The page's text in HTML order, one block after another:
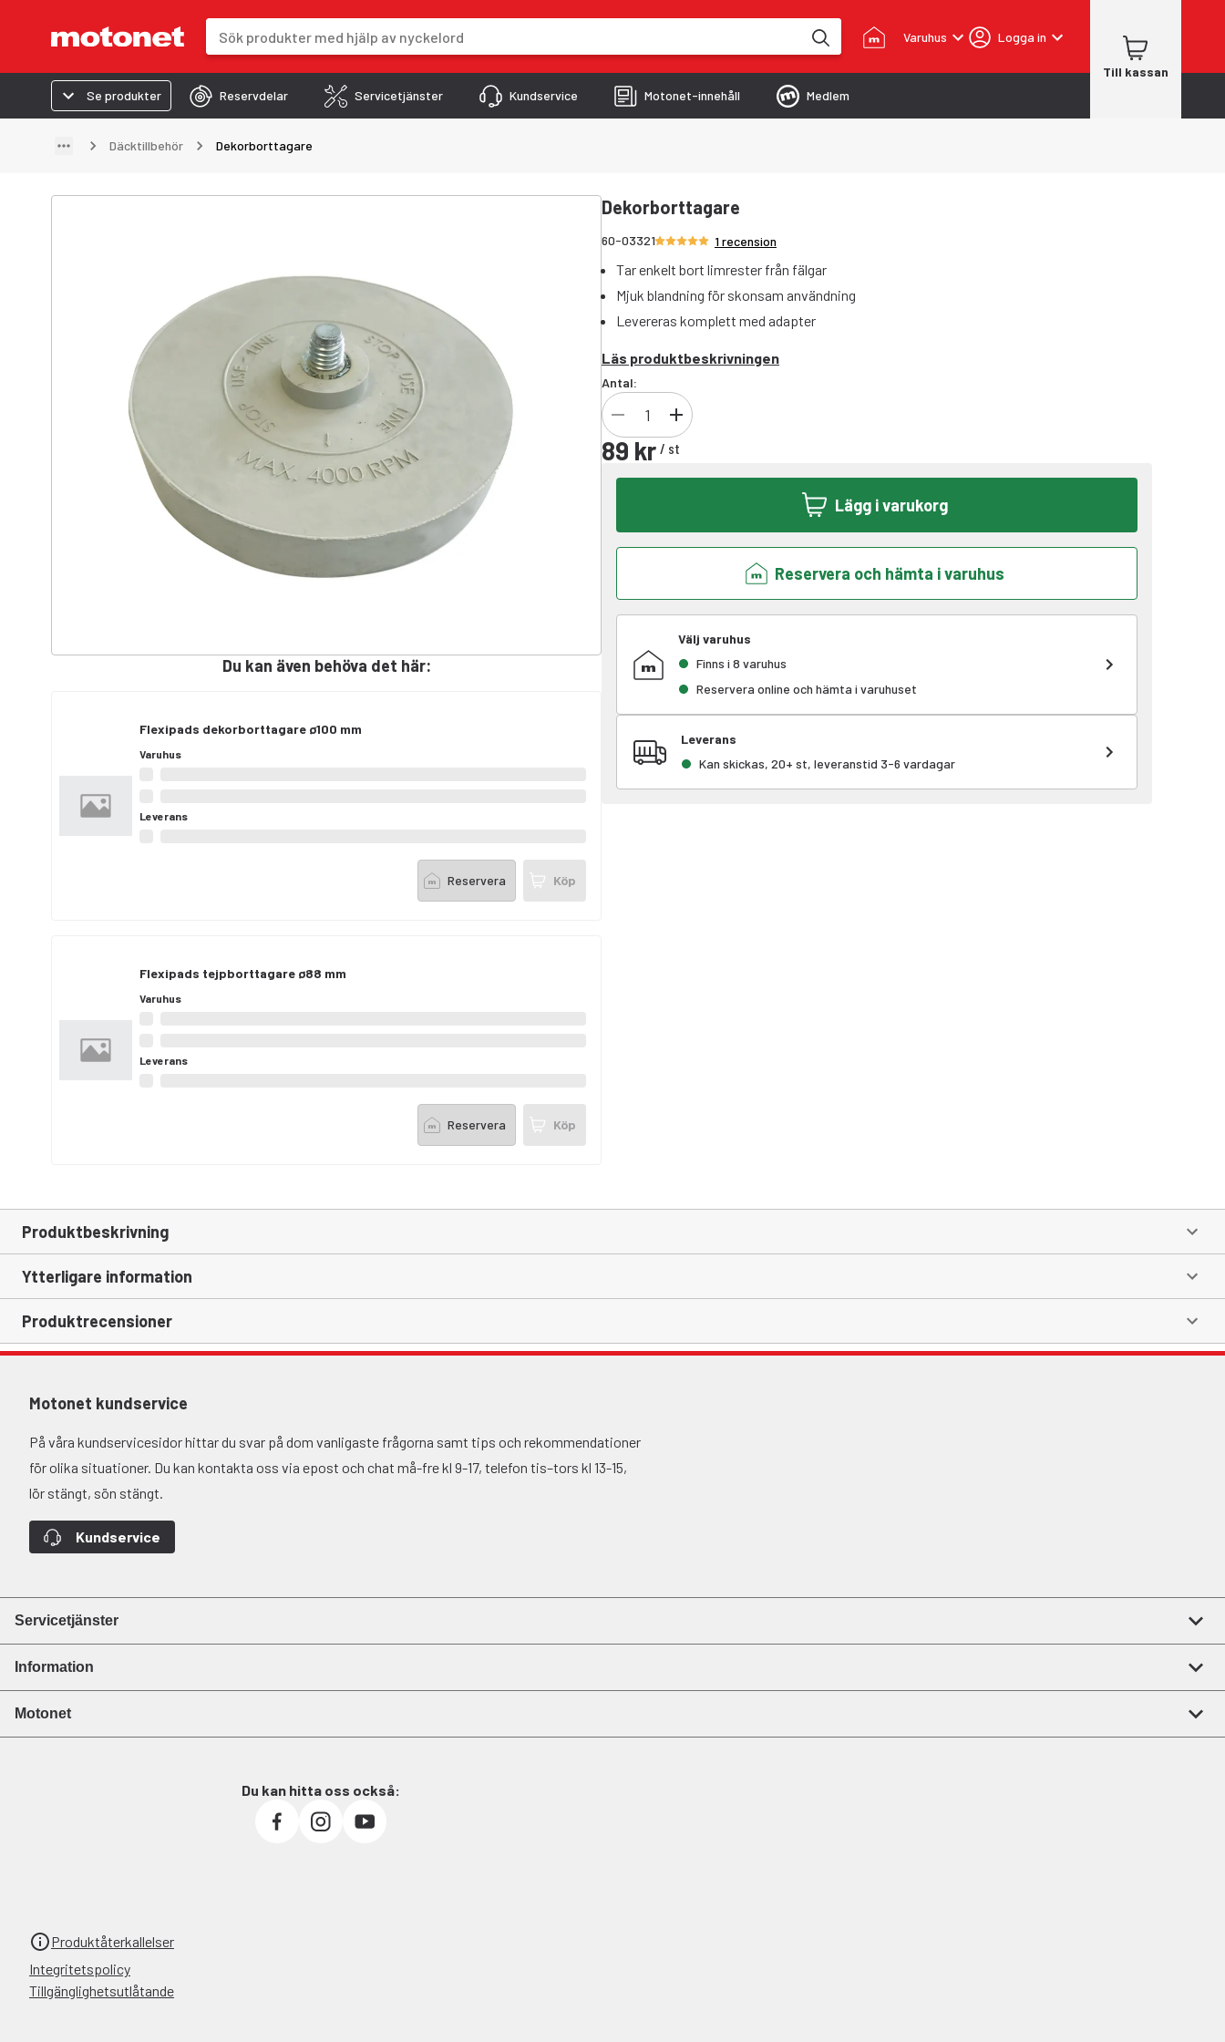
Varuhus Logga in
Till kassan
Se produkter
Reservdelar Servicetjänster Kundservice Motonet-innehåll Medlem
Däcktillbehör Dekorborttagare
Du kan även behöva det här:
Flexipads dekorborttagare ø100 mm
Varuhus
Leverans
Reservera Köp
Flexipads tejpborttagare ø88 mm
Varuhus
Leverans
Reservera Köp
Dekorborttagare
60-03321Betyg 5/5 stjärnor
1 recension
Tar enkelt bort limrester från fälgar
Mjuk blandning för skonsam användning
Levereras komplett med adapter
Läs produktbeskrivningen
Antal:
89 kr / st
Lägg i varukorg
Reservera och hämta i varuhus
Välj varuhus
Finns i 8 varuhus
Reservera online och hämta i varuhuset
Leverans
Kan skickas, 20+ st, leveranstid 3-6 vardagar
Produktbeskrivning
Ytterligare information
Produktrecensioner
Motonet kundservice
På våra kundservicesidor hittar du svar på dom vanligaste frågorna samt tips och rekommendationer
för olika situationer. Du kan kontakta oss via epost och chat må-fre kl 9-17, telefon tis–tors kl 13-15,
lör stängt, sön stängt.
Kundservice
Servicetjänster
Information
Motonet
Du kan hitta oss också:
Produktåterkallelser
Integritetspolicy
Tillgänglighetsutlåtande